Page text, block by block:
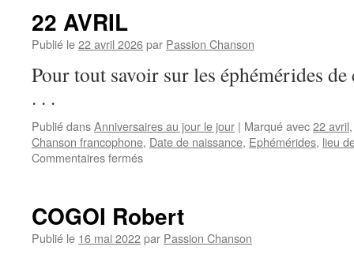
22 AVRIL
Publié le22 avril 2026par Passion Chanson
Pour tout savoir sur les éphémérides
. . .
Publié dansAnniversaires au jour le jour | Marqué avec22 avril
Chanson francophone, Date de naissance, Ephémérides, lieu
Commentaires ferméssur
COGOI Robert
Publié le 16 mai 2022par Passion Chanson